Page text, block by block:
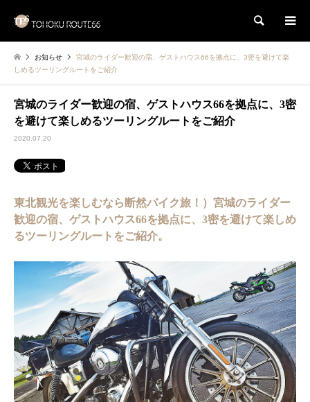
検索
お知らせ
宮城のライダー歓迎の宿、ゲストハウス66を拠点に、3密を避けて楽
しめるツーリングルートをご紹介
宮城のライダー歓迎の宿、ゲストハウス66を拠点に、3密
を避けて楽しめるツーリングルートをご紹介
2020.07.20
東北観光を楽しむなら断然バイク旅！）宮城のライダー
歓迎の宿、ゲストハウス66を拠点に、3密を避けて楽しめ
るツーリングルートをご紹介。